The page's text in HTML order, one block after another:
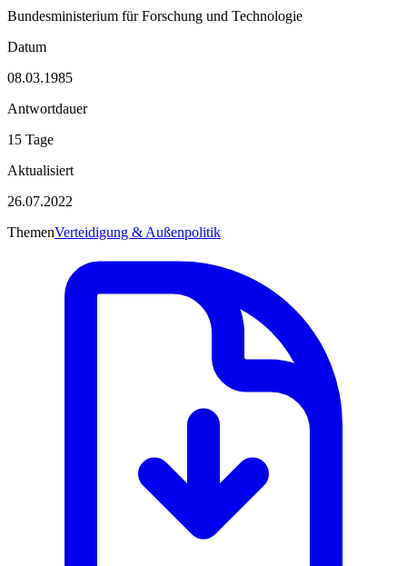
Bundesministerium für Forschung und Technologie
Datum
08.03.1985
Antwortdauer
15 Tage
Aktualisiert
26.07.2022
ThemenVerteidigung & Außenpolitik